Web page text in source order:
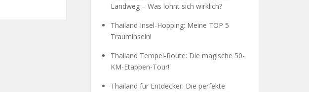
Landweg – Was lohnt sich wirklich?
Thailand Insel-Hopping: Meine TOP 5
Trauminseln!
Thailand Tempel-Route: Die magische 50-
KM-Etappen-Tour!
Thailand für Entdecker: Die perfekte